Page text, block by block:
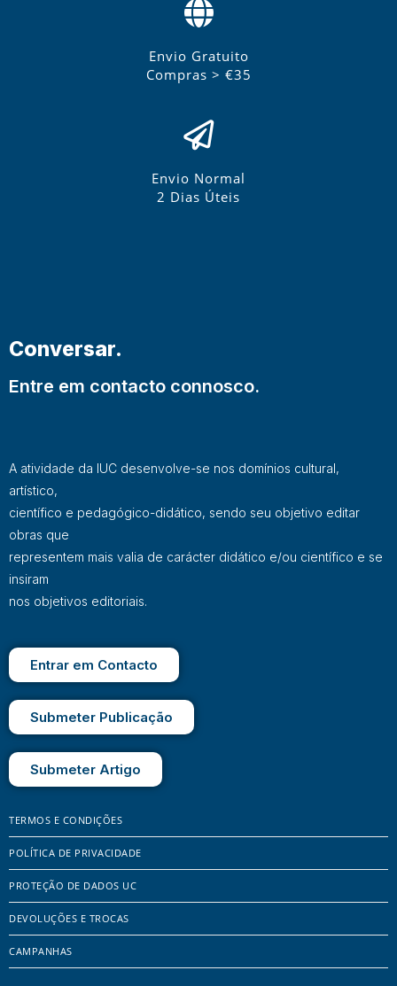
Envio Gratuito
Compras > €35
Envio Normal
2 Dias Úteis
Conversar.
Entre em contacto connosco.
A atividade da IUC desenvolve-se nos domínios cultural,
artístico,
científico e pedagógico-didático, sendo seu objetivo editar
obras que
representem mais valia de carácter didático e/ou científico e se
insiram
nos objetivos editoriais.
Entrar em Contacto
Submeter Publicação
Submeter Artigo
TERMOS E CONDIÇÕES
POLÍTICA DE PRIVACIDADE
PROTEÇÃO DE DADOS UC
DEVOLUÇÕES E TROCAS
CAMPANHAS